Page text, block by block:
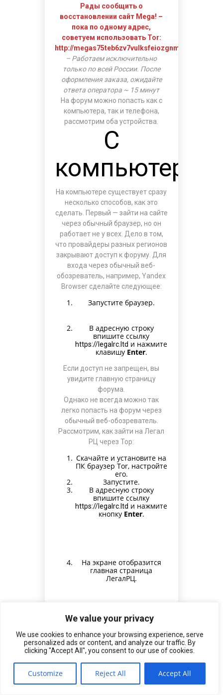
We value your privacy
We use cookies to enhance your browsing experience, serve
personalized ads or content, and analyze our traffic. By
clicking "Accept All", you consent to our use of cookies.
Customize Reject All Accept All
Рады сообщить о
восстановлении сайт Mega! –
пока по одному адрес,
советуем использовать Tor:
http://
– Работаем исключительно
только по всей России. После
оформления заказа, ожидайте
ответа оператора ~ 15 минут
На форум можно попасть как с
компьютера, так и телефона,
рассмотрим оба устройства.
С
компьютера
На компьютере существует сразу
несколько способов, как это
сделать. Первый — зайти на сайте
через обычный браузер, но он
работает не у всех. Дело в том,
что провайдеры разных регионов
закрывают доступ к форуму. Для
входа через обычный веб-
обозреватель, например, Yandex
Browser сделайте следующее:
Запустите браузер.
В адресную строку
впишите ссылку
https://legalrc.ltd и нажмите
клавишу Enter.
Если доступ не запрещен, вы
увидите главную страницу
форума.
Однако не всегда можно так
легко попасть на форум через
обычный веб-обозреватель.
Рассмотрим, как зайти на Легал
РЦ через Тор:
Скачайте и установите на
ПК браузер Tor, настройте
его.
Запустите.
В адресную строку
впишите ссылку
https://legalrc.ltd и нажмите
кнопкуEnter.
На экране отобразится
главная страница
ЛегалРЦ.
использовать эмулятор Android